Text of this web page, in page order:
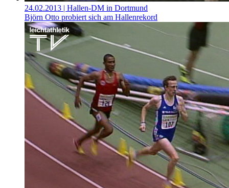
24.02.2013 | Hallen-DM in Dortmund
Björn Otto probiert sich am Hallenrekord